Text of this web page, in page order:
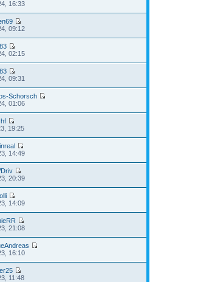
16:33
09:12
02:15
09:31
Schorsch
01:06
19:25
14:49
20:39
14:09
21:08
16:10
11:48